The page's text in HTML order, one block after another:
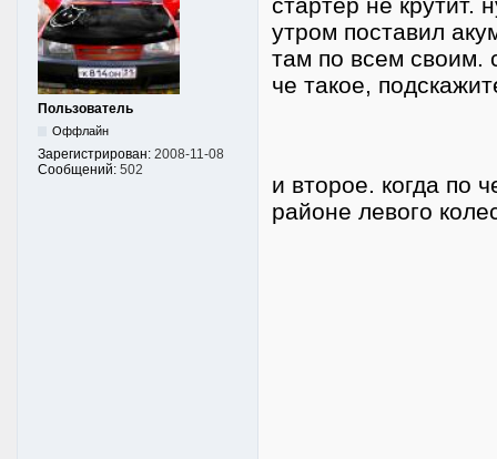
Пользователь
Оффлайн
Зарегистрирован: 2008-11-08
Сообщений: 502
стартер не крутит.
утром поставил
там по всем своим.
че такое,
и второе. когда по
районе левого